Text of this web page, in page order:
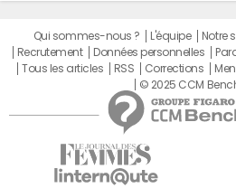
Qui sommes-nous ? L'équipe Notre
Recrutement
Données personnelles
Tous les articles
RSS Corrections
© 2025 CCM